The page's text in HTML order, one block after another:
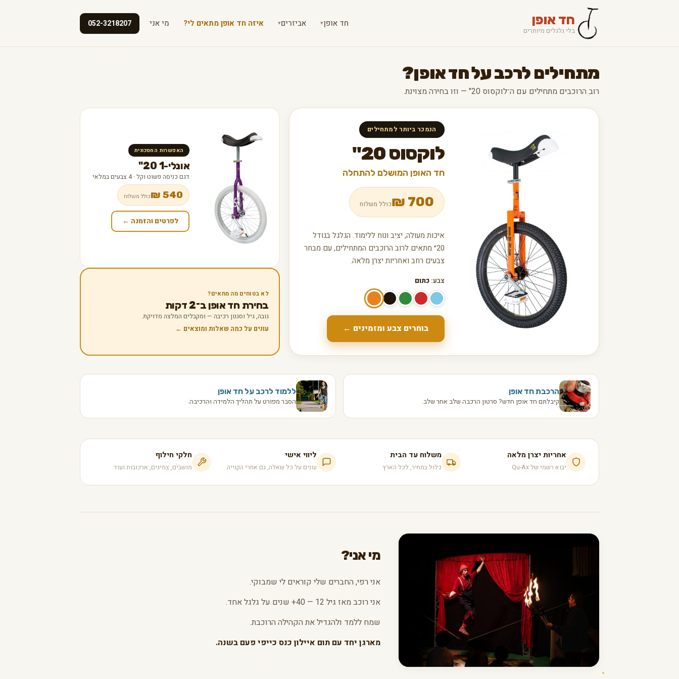
חד אופן
בלי גלגלים מיותרים
חד אופן▾ אביזרים▾ איזה חד אופן מתאים לי? מי אני 052-3218207
מתחילים לרכב על חד אופן?
רוב הרוכבים מתחילים עם ה־לוקסוס 20" — וזו בחירה מצוינת.
הנמכר ביותר למתחילים
לוקסוס 20"
חד האופן המושלם להתחלה
700
₪כולל משלוח
איכות מעולה, יציב ונוח ללימוד. הגלגל בגודל
20״ מתאים לרוב הרוכבים המתחילים, עם מבחר
צבעים רחב ואחריות יצרן מלאה.
צבע:כתום
בוחרים צבע ומזמינים ←
האפשרות החסכונית
אונלי-1 20"
דגם כניסה פשוט וקל · 4 צבעים במלאי
540 ₪ כולל משלוח
לפרטים והזמנה ←
לא בטוחים מה מתאים?
בחירת חד אופן ב־2 דקות
גובה, גיל וסגנון רכיבה — ומקבלים המלצה מדויקת.
עונים על כמה שאלות ומוצאים ←
הרכבת חד אופן
קיבלתם חד אופן חדש? סרטון הרכבה שלב אחר שלב.
ללמוד לרכב על חד אופן
הסבר מפורט על תהליך הלמידה והרכיבה.
אחריות יצרן מלאה
יבוא רשמי של Qu-Ax
משלוח עד הבית
כלול במחיר, לכל הארץ
ליווי אישי
עונים על כל שאלה, גם אחרי הקנייה
חלקי חילוף
מושבים, צמיגים, ארכובות ועוד
מי אני?
אני רפי, החברים שלי קוראים לי שמבוקי.
אני רוכב מאז גיל 12 — 40+ שנים על גלגל אחד.
שמח ללמד ולהגדיל את הקהילה הרוכבת.
מארגן יחד עם תום איילון כנס כייפי פעם בשנה.